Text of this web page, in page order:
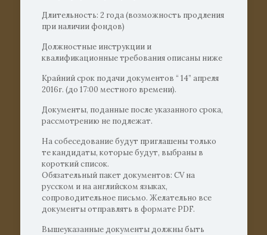
Длительность: 2 года (возможность продления
при наличии фондов)
Должностные инструкции и
квалификационные требования описаны ниже
Крайний срок подачи документов “ 14” апреля
2016г. (до 17:00 местного времени).
Документы, поданные после указанного срока,
рассмотрению не подлежат.
На собеседование будут приглашены только
те кандидаты, которые будут, выбраны в
короткий список.
Обязательный пакет документов: CV на
русском и на английском языках,
сопроводительное письмо. Желательно все
документы отправлять в формате PDF.
Вышеуказанные документы должны быть